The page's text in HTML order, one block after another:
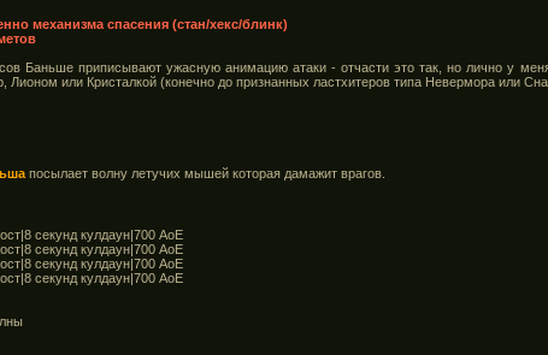
механизма спасения (стан/хекс/блинк)
Баньше приписывают ужасную анимацию атаки - отчасти это так, но лично у
Лионом или Кристалкой (конечно до признанных ластхитеров типа Невермора или
посылает волну летучих мышей которая дамажит врагов.
секунд кулдаун|700 АоЕ
секунд кулдаун|700 АоЕ
секунд кулдаун|700 АоЕ
секунд кулдаун|700 АоЕ